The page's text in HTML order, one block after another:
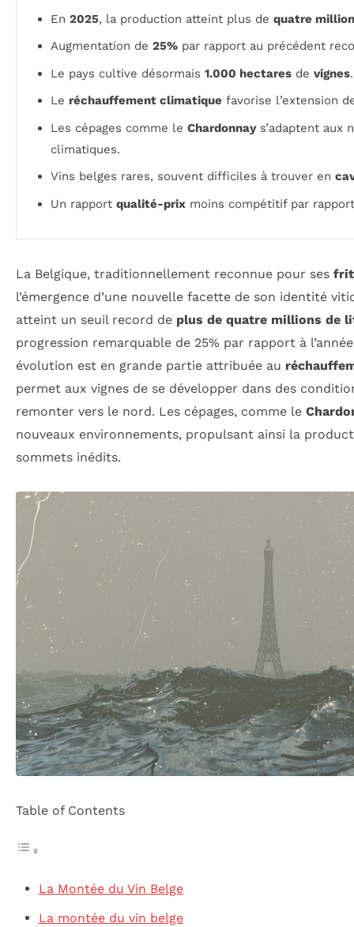
En 2025, la production atteint plus de quatre
Augmentation de 25% par rapport au précédent
Le pays cultive désormais 1.000 hectares de vignes.
Le réchauffement climatique favorise l’extension
Les cépages comme le Chardonnays’adaptent aux
climatiques.
Vins belges rares, souvent difficiles à trouver en
Un rapport qualité-prix moins compétitif par
La Belgique, traditionnellement reconnue pour ses
l’émergence d’une nouvelle facette de son identité
atteint un seuil record de plus de quatre millions de
progression remarquable de 25% par rapport à
évolution est en grande partie attribuée au
permet aux vignes de se développer dans des
remonter vers le nord. Les cépages, comme le
nouveaux environnements, propulsant ainsi la
sommets inédits.
Table of Contents
La Montée du Vin Belge
La montée du vin belge